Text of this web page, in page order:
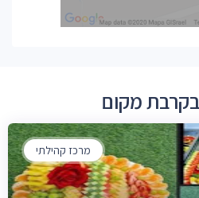
מקום
מרכז קהילתי